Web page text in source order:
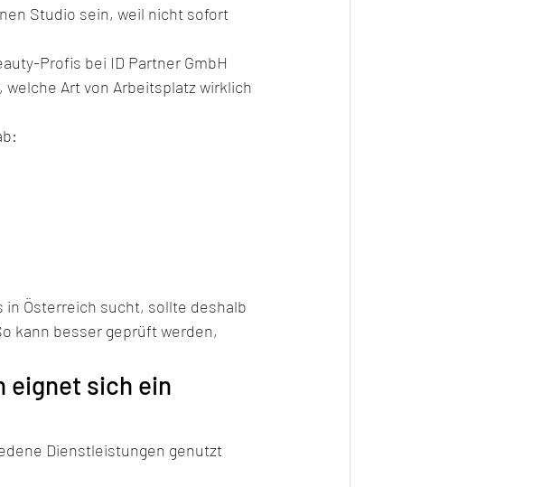
Studio sein, weil nicht sofort
Profis bei ID Partner GmbH
Art von Arbeitsplatz wirklich
Österreich sucht, sollte deshalb
kann besser geprüft werden,
eignet sich ein
Dienstleistungen genutzt